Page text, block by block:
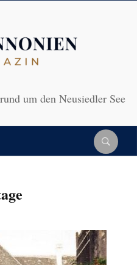
um den Neusiedler See